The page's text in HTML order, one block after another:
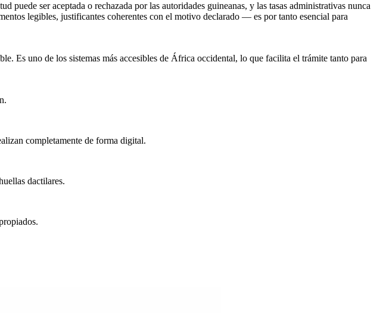
puede ser aceptada o rechazada por las autoridades guineanas, y las tasas administrativas nunca
legibles, justificantes coherentes con el motivo declarado — es por tanto esencial para
Es uno de los sistemas más accesibles de África occidental, lo que facilita el trámite tanto para
completamente de forma digital.
dactilares.